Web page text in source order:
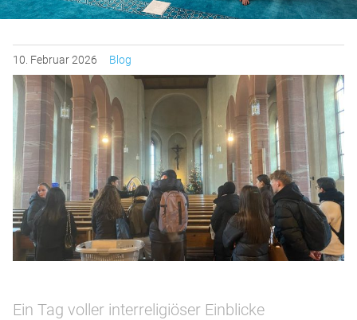
10. Februar2026 Blog
Ein Tag voller interreligiöser Einblicke